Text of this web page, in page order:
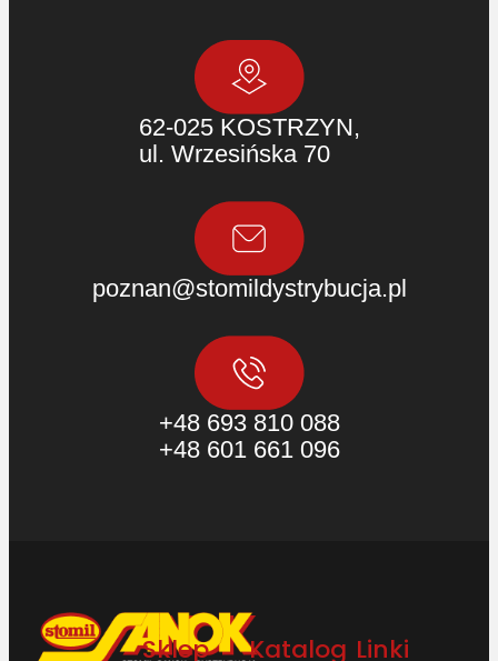
62-025 KOSTRZYN,
ul. Wrzesińska 70
poznan@stomildystrybucja.pl
+48 693 810 088
+48 601 661 096
Sklep Katalog Linki